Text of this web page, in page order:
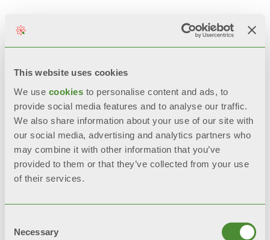
This website uses cookies
We use cookies to personalise content and ads, to
provide social media features and to analyse our traffic.
We also share information about your use of our site with
our social media, advertising and analytics partners who
may combine it with other information that you’ve
provided to them or that they’ve collected from your use
of their services.
Selection
Necessary
Повна антикорозійна обробка
Aleternum, як стандарт
Висока стійкість до корозії
Подвійне покриття для міцної